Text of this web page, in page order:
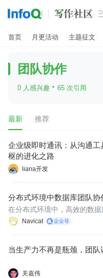
首页 月更活动 主题征文
团队协作
0 人感兴趣 · 65 次引用
最新 推荐
企业级即时通讯：从沟通工
枢的进化之路
liana开发
分布式环境中数据库团队协
Navicat
在分布式环境中，高效的数
地投入资源，建立共享标准
当生产力不再是瓶颈，团队
关嘉伟